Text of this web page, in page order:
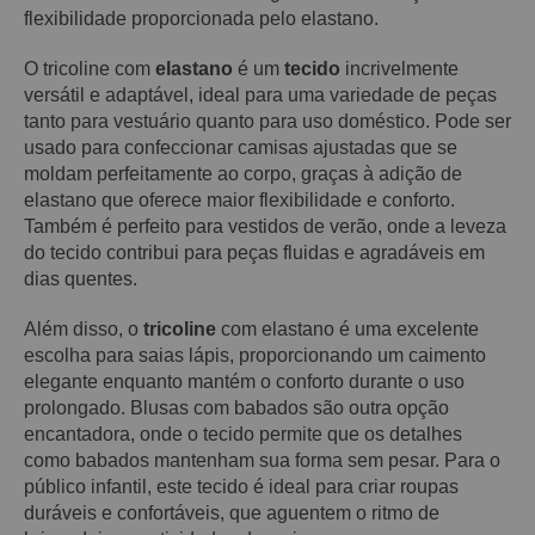
flexibilidade proporcionada pelo elastano.
O tricoline com elastano é um tecido incrivelmente
versátil e adaptável, ideal para uma variedade de peças
tanto para vestuário quanto para uso doméstico. Pode ser
usado para confeccionar camisas ajustadas que se
moldam perfeitamente ao corpo, graças à adição de
elastano que oferece maior flexibilidade e conforto.
Também é perfeito para vestidos de verão, onde a leveza
do tecido contribui para peças fluidas e agradáveis em
dias quentes.
Além disso, o tricoline com elastano é uma excelente
escolha para saias lápis, proporcionando um caimento
elegante enquanto mantém o conforto durante o uso
prolongado. Blusas com babados são outra opção
encantadora, onde o tecido permite que os detalhes
como babados mantenham sua forma sem pesar. Para o
público infantil, este tecido é ideal para criar roupas
duráveis e confortáveis, que aguentem o ritmo de